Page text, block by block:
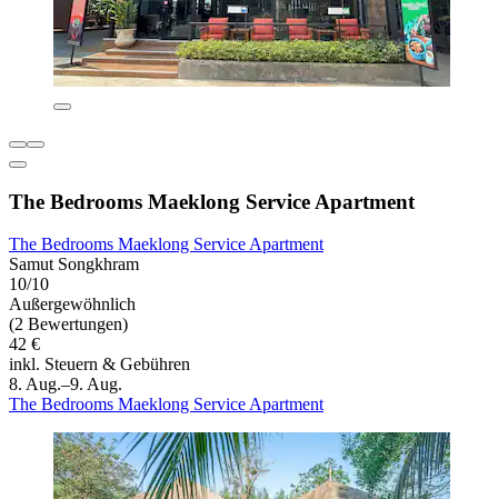
The Bedrooms Maeklong Service Apartment
The Bedrooms Maeklong Service Apartment
Samut Songkhram
10/10
Außergewöhnlich
(2 Bewertungen)
42 €
inkl. Steuern & Gebühren
8. Aug.–9. Aug.
The Bedrooms Maeklong Service Apartment